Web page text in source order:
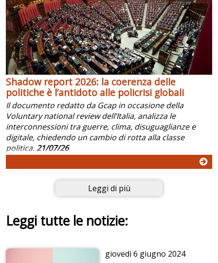
Shadow report 2026: la coerenza delle
politiche è l’antidoto alle policrisi globali
Il documento redatto da Gcap in occasione della
Voluntary national review dell’Italia, analizza le
interconnessioni tra guerre, clima, disuguaglianze e
digitale, chiedendo un cambio di rotta alla classe
politica.21/07/26
Leggi di più
Leggi tutte le notizie:
giovedì6 giugno 2024